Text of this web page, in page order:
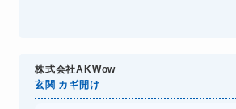
株式会社AKWow
玄関 カギ開け